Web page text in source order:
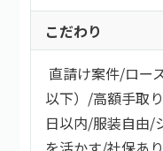
こだわり
直請け案件/ロー
以下） /高額手取
日以内/服装自由/